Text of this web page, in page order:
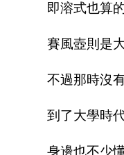
即溶式也算
賽風壺則是
不過那時沒
到了大學時
身邊也不少